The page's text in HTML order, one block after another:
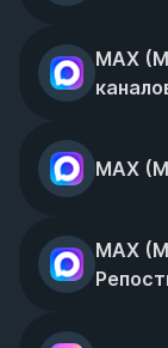
MAX
MAX
MAX